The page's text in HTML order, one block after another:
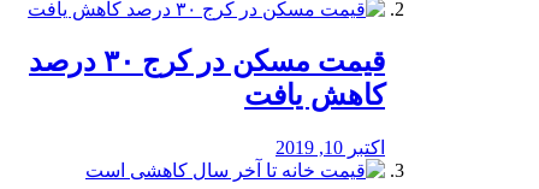
️قیمت مسکن در کرج ۳۰ درصد
کاهش یافت
اکتبر 10, 2019